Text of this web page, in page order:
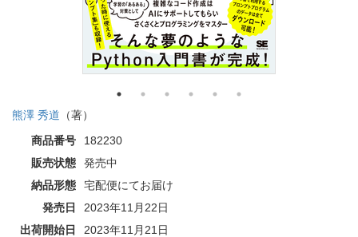
熊澤 秀道 （著）
商品番号
182230
販売状態
発売中
納品形態
宅配便にてお届け
発売日
2023年11月22日
出荷開始日
2023年11月21日